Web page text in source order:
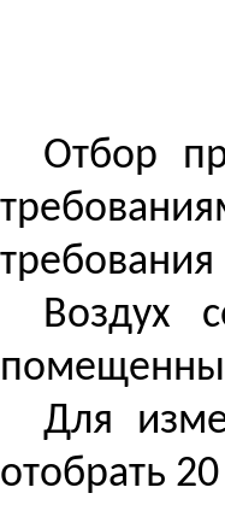
Отбор
Воздух
Для
отобрать